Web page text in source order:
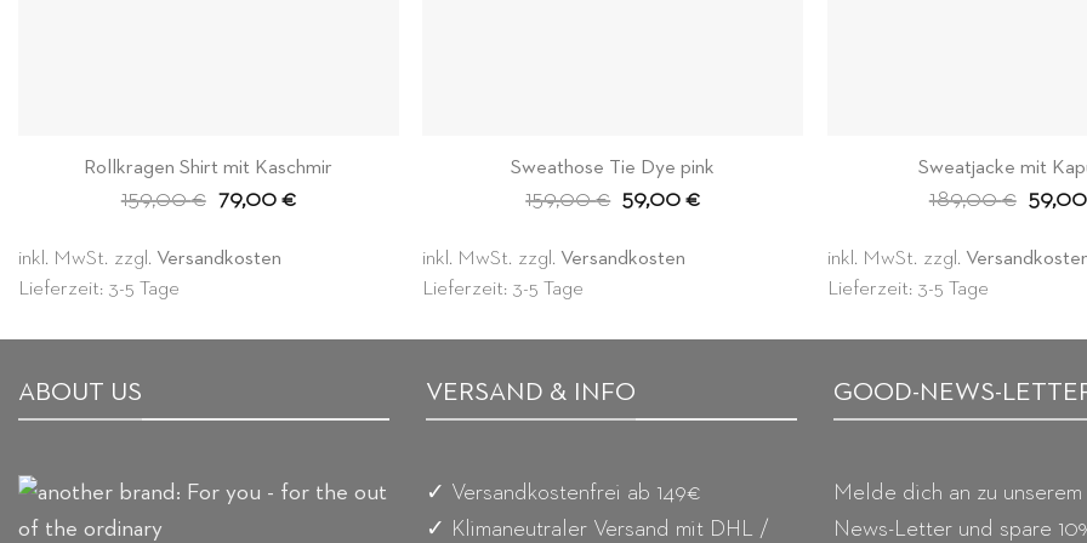
Rollkragen Shirt mit Kaschmir
159,00€
Ursprünglicher
159,00 €
79,00 €Aktueller
inkl. MwSt. zzgl. Versandkosten
Lieferzeit: 3-5 Tage
Sweathose Tie Dye pink
159,00€
Ursprünglicher
159,00 €
59,00€Aktueller
inkl. MwSt. zzgl. Versandkosten
Lieferzeit: 3-5 Tage
Sweatjacke mit
189,00€
189,00
59,00
inkl. MwSt. zzgl.
Lieferzeit: 3-5 Tage
ABOUT US VERSAND & INFO
✓ Versandkostenfrei ab 149€
✓ Klimaneutraler Versand mit DHL /
GOOD-NEWS-
Melde dich an zu
News-Letter und spare